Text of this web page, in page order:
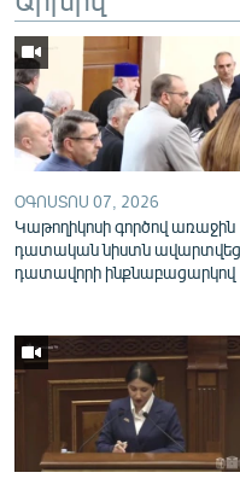
English
Русский
ՀԵՏԵՎԵՔ ՄԵԶ
«Ազատության» բոլոր
ՕԳՈՍՏՈՍ 07, 2026
Կաթողիկոսի գործով առաջին
դատական նիստն ավարտվեց
դատավորի ինքնաբացարկով